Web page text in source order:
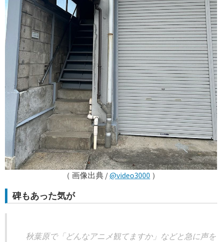
（ 画像出典 /@video3000 ）
碑もあった気が
秋葉原で「どんなアニメ観てますか」などと急に声を